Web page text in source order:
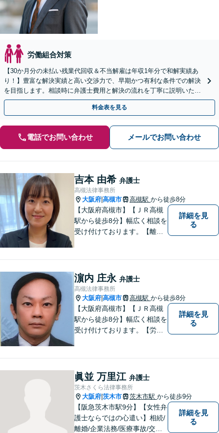
労働組合対策
【30か月分の未払い残業代回収＆不当解雇は年収1年分で和解実績あ
り！】豊富な解決実績と高い交渉力で、早期かつ有利な条件での解決
を目指します。相談時に弁護士費用と解決の流れを丁寧に説明いたし
ますので、安心してお問い合わせ下さい。
料金表を見る
電話でお問い合わせ メールでお問い合わせ
吉本 由希 弁護士
高槻法律事務所
大阪府 高槻市 高槻駅 から徒歩8分
【大阪府高槻市】【ＪＲ高槻
駅から徒歩8分】幅広く相談を
受け付けております。【離
ど将来の不安の予防まで。
詳細を見
る
濵内 庄永 弁護士
高槻法律事務所
大阪府 高槻市 高槻駅 から徒歩8分
【大阪府高槻市】【ＪＲ高槻
駅から徒歩8分】幅広く相談を
受け付けております。【労働
【成年後見】など将来の不安
の予防まで。
詳細を見
る
眞並 万里江 弁護士
茨木さくら法律事務所
大阪府 茨木市 茨木市駅 から徒歩9分
【阪急茨木市駅9分】【女性弁
護士ならではの心遣い】相続/
離婚/企業法務/医療事故/交通
詳細を見
る